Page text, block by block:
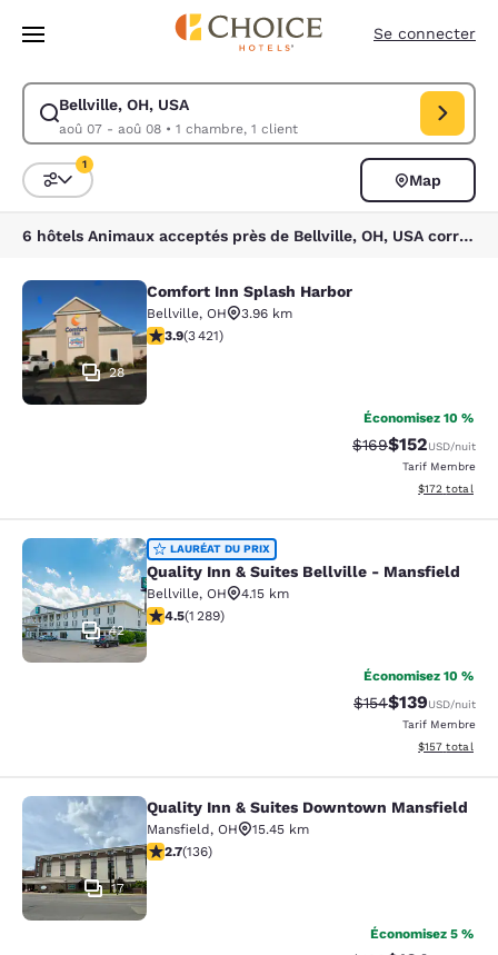
Sauter à Contenu Principal
Se connecter
Bellville, OH, USA
aoû 07 - aoû 08• 1 chambre, 1 client
Modifier la recherche pour Bellville, OH, USA. Date d’arrivée aoû 07,
Triez et filtrez
1
Map
6 hôtels Animaux acceptés près de Bellville, OH, USA correspondent à vos filtres
Comfort Inn Splash Harbor
28
Comfort Inn Splash Harbor
Bellville, OH
3.96 km
3.88 étoiles. Bien. 3421 commentaires
3.9(3 421)
Économisez 10 %
Tarif barré :
$169Tarif réduit :
$152USD/nuit
Tarif Membre
Afficher les
$172 total
Quality Inn & Suites Bellville -
42
LAURÉAT DU PRIX
Quality Inn & Suites Bellville - Mansfield
Bellville, OH
4.15 km
4.45 étoiles. Excellent. 1289 commentaires
4.5(1 289)
Économisez 10 %
Tarif barré :
$154Tarif réduit :
$139USD/nuit
Tarif Membre
Afficher les
$157 total
Quality Inn & Suites Downtown
17
Quality Inn & Suites Downtown Mansfield
Mansfield, OH
15.45 km
2.69 étoiles. Moyen. 136 commentaires
2.7(136)
Économisez 5 %